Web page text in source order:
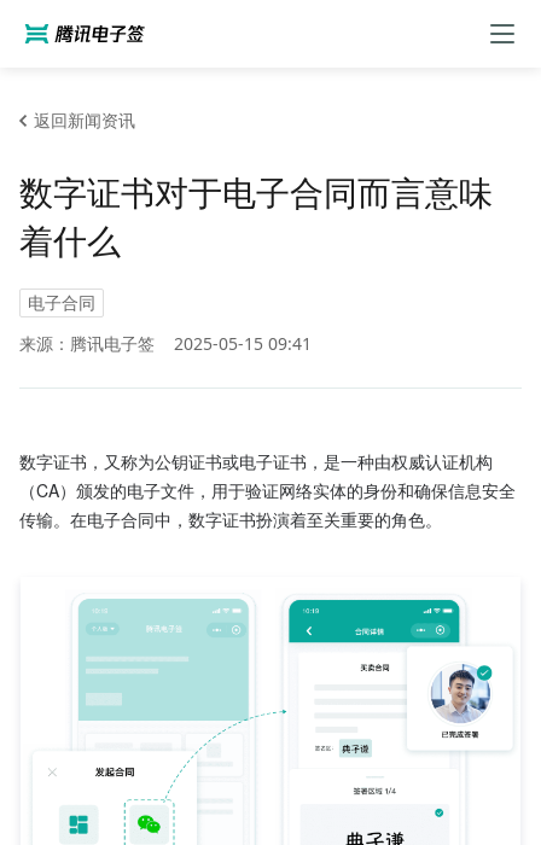
返回新闻资讯
数字证书对于电子合同而言意味
着什么
电子合同
来源：腾讯电子签
2025-05-15 09:41
数字证书，又称为公钥证书或电子证书，是一种由权威认证机构
（CA）颁发的电子文件，用于验证网络实体的身份和确保信息安全
传输。在电子合同中，数字证书扮演着至关重要的角色。